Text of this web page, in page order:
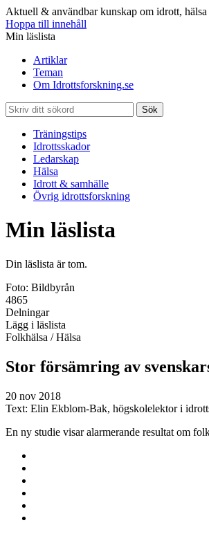
Aktuell & användbar kunskap om idrott,
Hoppa till innehåll
Min läslista
Artiklar
Teman
Om Idrottsforskning.se
Sök
Träningstips
Idrottsskador
Ledarskap
Hälsa
Idrott & samhälle
Övrig idrottsforskning
Min läslista
Din läslista är tom.
Foto: Bildbyrån
4865
Delningar
Lägg i läslista
Folkhälsa / Hälsa
Stor försämring av
20 nov 2018
Text: Elin Ekblom-Bak, högskolelektor i
En ny studie visar alarmerande resultat om